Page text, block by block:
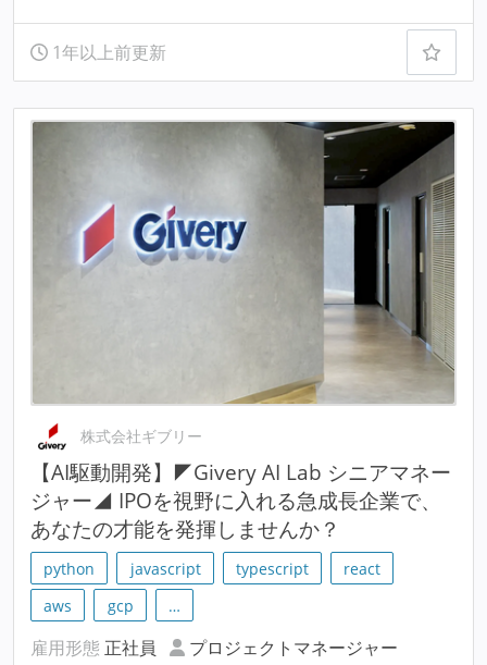
1年以上前更新
株式会社ギブリー
【AI駆動開発】◤Givery AI Lab シニアマネー
ジャー◢ IPOを視野に入れる急成長企業で、
あなたの才能を発揮しませんか？
python javascript typescript
react
aws
gcp …
雇用形態 正社員
プロジェクトマネージャー